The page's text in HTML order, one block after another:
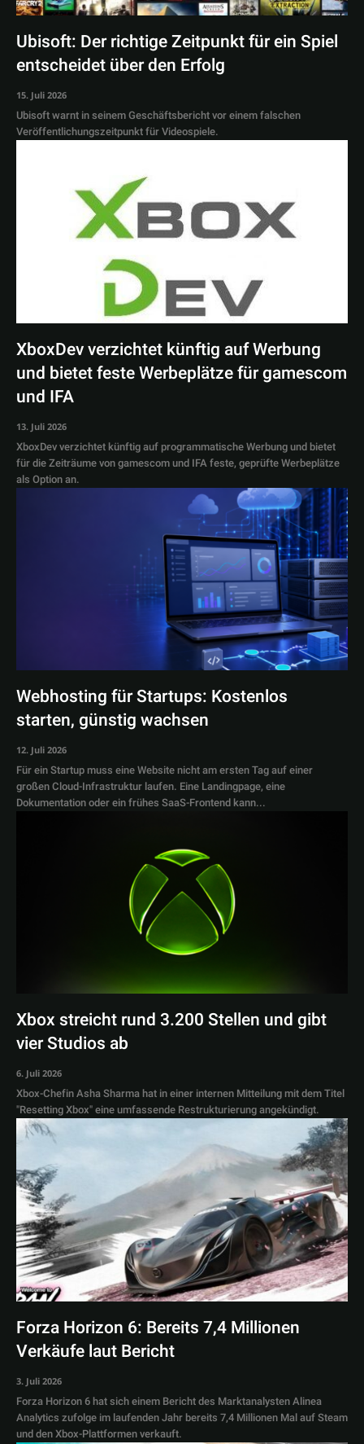
Ubisoft: Der richtige Zeitpunkt für ein Spiel
entscheidet über den Erfolg
15. Juli 2026
Ubisoft warnt in seinem Geschäftsbericht vor einem falschen
Veröffentlichungszeitpunkt für Videospiele.
XboxDev verzichtet künftig auf Werbung
und bietet feste Werbeplätze für gamescom
und IFA
13. Juli 2026
XboxDev verzichtet künftig auf programmatische Werbung und bietet
für die Zeiträume von gamescom und IFA feste, geprüfte Werbeplätze
als Option an.
Webhosting für Startups: Kostenlos
starten, günstig wachsen
12. Juli 2026
Für ein Startup muss eine Website nicht am ersten Tag auf einer
großen Cloud-Infrastruktur laufen. Eine Landingpage, eine
Dokumentation oder ein frühes SaaS-Frontend kann...
Xbox streicht rund 3.200 Stellen und gibt
vier Studios ab
6. Juli 2026
Xbox-Chefin Asha Sharma hat in einer internen Mitteilung mit dem Titel
"Resetting Xbox" eine umfassende Restrukturierung angekündigt.
Forza Horizon 6: Bereits 7,4 Millionen
Verkäufe laut Bericht
3. Juli 2026
Forza Horizon 6 hat sich einem Bericht des Marktanalysten Alinea
Analytics zufolge im laufenden Jahr bereits 7,4 Millionen Mal auf Steam
und den Xbox-Plattformen verkauft.